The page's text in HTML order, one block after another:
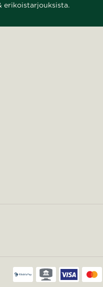
erikoistarjouksista.